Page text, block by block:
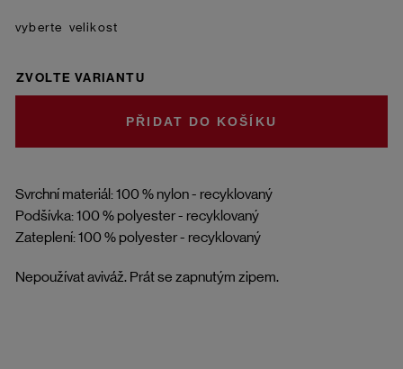
Svrchní materiál: 100 % nylon - recyklovaný
Podšívka: 100 % polyester - recyklovaný
Zateplení: 100 % polyester - recyklovaný
Nepoužívat aviváž. Prát se zapnutým zipem.
velikost
ZVOLTE VARIANTU
DO KOŠÍKU